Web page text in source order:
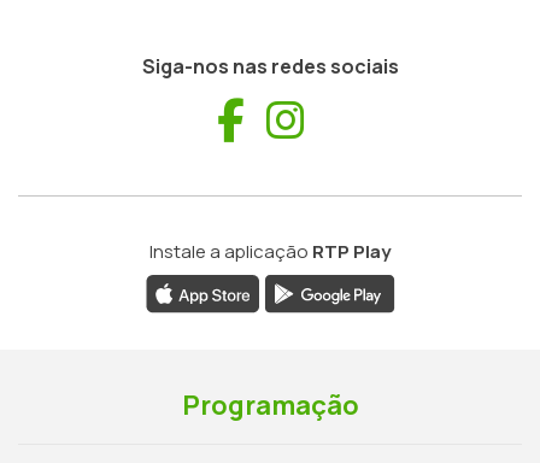
Siga-nos nas redes sociais
Facebook
Instale a aplicação RTP Play
Programação